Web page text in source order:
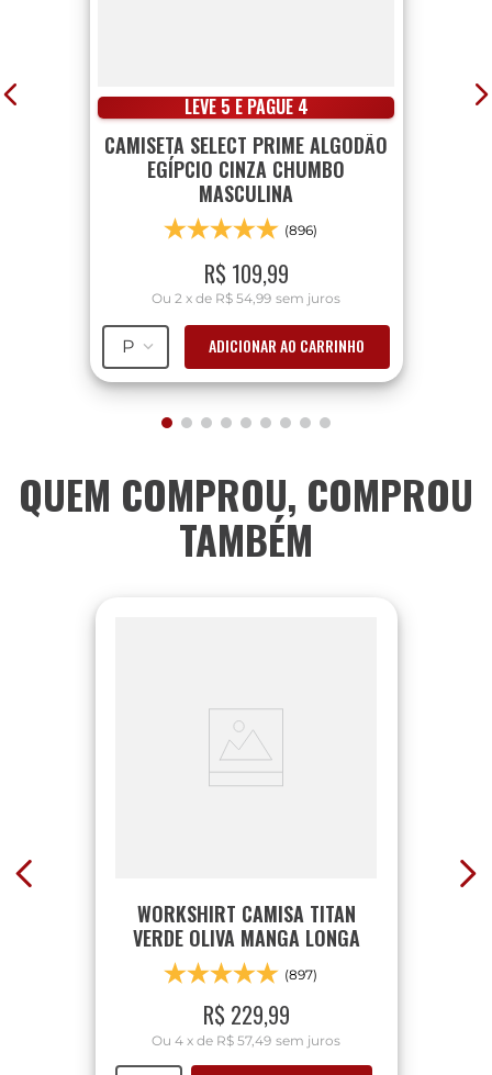
LEVE 5 E PAGUE 4
CAMISETA SELECT PRIME ALGODÃO
EGÍPCIO CINZA CHUMBO
MASCULINA
(896)
R$ 109,99
Ou 2 x de R$ 54,99 sem juros
P ADICIONAR AO CARRINHO
QUEM COMPROU, COMPROU
TAMBÉM
WORKSHIRT CAMISA TITAN
VERDE OLIVA MANGA LONGA
(897)
R$ 229,99
Ou 4 x de R$ 57,49 sem juros